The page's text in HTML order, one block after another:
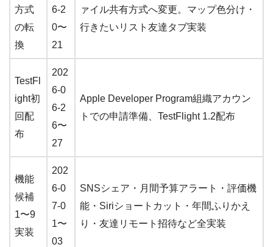
方式
の転
換
6-2
0〜
21
ァイル共有方式へ変更。マップ色分け・
行きたいリスト友達タブ実装
TestFl
ight初
回配
布
202
6-0
6-2
6〜
27
Apple Developer Program組織アカウン
トでの申請準備、TestFlight 1.2配布
機能
候補
1〜9
実装
202
6-0
7-0
1〜
03
SNSシェア・月間予算アラート・評価機
能・Siriショートカット・年間ふりかえ
り・友達リモート招待など全実装